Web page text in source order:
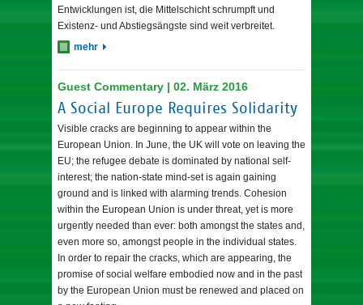
Entwicklungen ist, die Mittelschicht schrumpft und
Existenz- und Abstiegsängste sind weit verbreitet.
mehr
Guest Commentary | 02. März 2016
A Social Europe Requires Solidarity
Visible cracks are beginning to appear within the
European Union. In June, the UK will vote on leaving the
EU; the refugee debate is dominated by national self-
interest; the nation-state mind-set is again gaining
ground and is linked with alarming trends. Cohesion
within the European Union is under threat, yet is more
urgently needed than ever: both amongst the states and,
even more so, amongst people in the individual states.
In order to repair the cracks, which are appearing, the
promise of social welfare embodied now and in the past
by the European Union must be renewed and placed on